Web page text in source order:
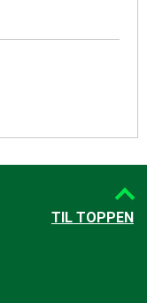
TIL TOPPEN